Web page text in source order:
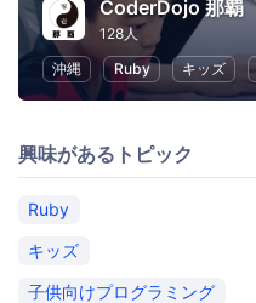
CoderDojo 那覇
128人
沖縄
Ruby キッズ
興味があるトピック
Ruby
キッズ
子供向けプログラミング